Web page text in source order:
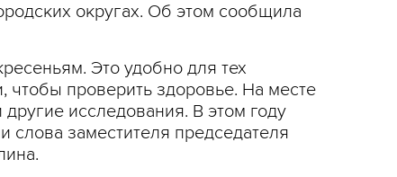
округах. Об этом сообщила
Это удобно для тех
чтобы проверить здоровье. На месте
исследования. В этом году
слова заместителя председателя